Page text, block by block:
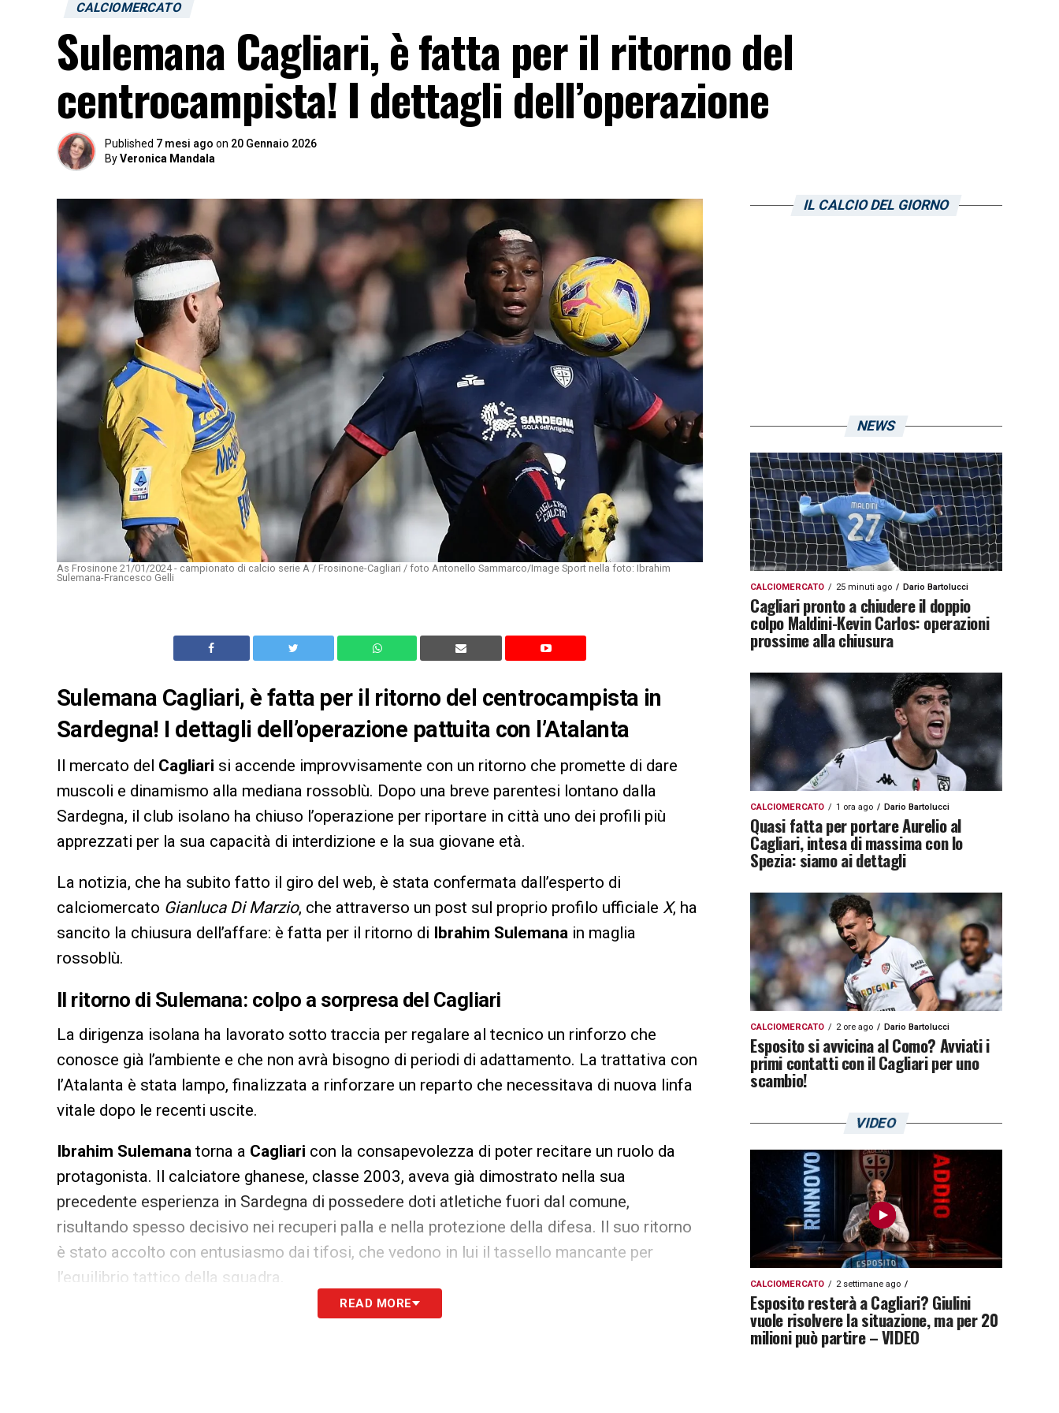
CALCIOMERCATO
Sulemana Cagliari, è fatta per il ritorno del
centrocampista! I dettagli dell’operazione
Published 7 mesi ago on 20 Gennaio 2026
ByVeronica Mandala
As Frosinone 21/01/2024 - campionato di calcio serie A / Frosinone-Cagliari / foto Antonello Sammarco/Image Sport nella foto: Ibrahim
Sulemana-Francesco Gelli
Sulemana Cagliari, è fatta per il ritorno del centrocampista in
Sardegna! I dettagli dell’operazione pattuita con l’Atalanta
Il mercato del Cagliari si accende improvvisamente con un ritorno che promette di dare
muscoli e dinamismo alla mediana rossoblù. Dopo una breve parentesi lontano dalla
Sardegna, il club isolano ha chiuso l’operazione per riportare in città uno dei profili più
apprezzati per la sua capacità di interdizione e la sua giovane età.
La notizia, che ha subito fatto il giro del web, è stata confermata dall’esperto di
calciomercato Gianluca Di Marzio, che attraverso un post sul proprio profilo ufficiale X, ha
sancito la chiusura dell’affare: è fatta per il ritorno di Ibrahim Sulemana in maglia
rossoblù.
Il ritorno di Sulemana: colpo a sorpresa del Cagliari
La dirigenza isolana ha lavorato sotto traccia per regalare al tecnico un rinforzo che
conosce già l’ambiente e che non avrà bisogno di periodi di adattamento. La trattativa con
l’Atalanta è stata lampo, finalizzata a rinforzare un reparto che necessitava di nuova linfa
vitale dopo le recenti uscite.
Ibrahim Sulemana torna a Cagliari con la consapevolezza di poter recitare un ruolo da
protagonista. Il calciatore ghanese, classe 2003, aveva già dimostrato nella sua
precedente esperienza in Sardegna di possedere doti atletiche fuori dal comune,
risultando spesso decisivo nei recuperi palla e nella protezione della difesa. Il suo ritorno
è stato accolto con entusiasmo dai tifosi, che vedono in lui il tassello mancante per
l’equilibrio tattico della squadra.
Cifre e dettagli dell’operazione Sulemana per i sardi
READ MORE
IL CALCIO DEL GIORNO
NEWS
CALCIOMERCATO 25 minuti ago Dario Bartolucci
Cagliari pronto a chiudere il doppio
colpo Maldini-Kevin Carlos: operazioni
prossime alla chiusura
CALCIOMERCATO 1 ora ago Dario Bartolucci
Quasi fatta per portare Aurelio al
Cagliari, intesa di massima con lo
Spezia: siamo ai dettagli
CALCIOMERCATO 2 ore ago Dario Bartolucci
Esposito si avvicina al Como? Avviati i
primi contatti con il Cagliari per uno
scambio!
VIDEO
CALCIOMERCATO 2 settimane ago
Esposito resterà a Cagliari? Giulini
vuole risolvere la situazione, ma per 20
milioni può partire – VIDEO